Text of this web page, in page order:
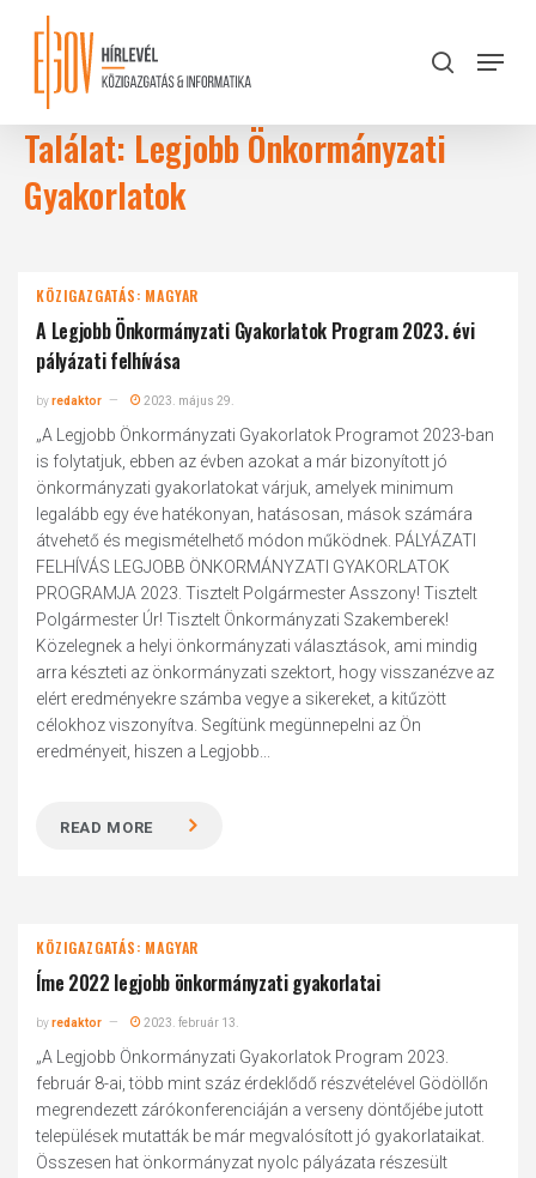
content
search
Menu
Találat: Legjobb Önkormányzati
Gyakorlatok
KÖZIGAZGATÁS: MAGYAR
A Legjobb Önkormányzati Gyakorlatok Program 2023. évi
pályázati felhívása
byredaktor 2023. május 29.
„A Legjobb Önkormányzati Gyakorlatok Programot 2023-ban
is folytatjuk, ebben az évben azokat a már bizonyított jó
önkormányzati gyakorlatokat várjuk, amelyek minimum
legalább egy éve hatékonyan, hatásosan, mások számára
átvehető és megismételhető módon működnek. PÁLYÁZATI
FELHÍVÁS LEGJOBB ÖNKORMÁNYZATI GYAKORLATOK
PROGRAMJA 2023. Tisztelt Polgármester Asszony! Tisztelt
Polgármester Úr! Tisztelt Önkormányzati Szakemberek!
Közelegnek a helyi önkormányzati választások, ami mindig
arra készteti az önkormányzati szektort, hogy visszanézve az
elért eredményekre számba vegye a sikereket, a kitűzött
célokhoz viszonyítva. Segítünk megünnepelni az Ön
eredményeit, hiszen a Legjobb...
READ MORE
KÖZIGAZGATÁS: MAGYAR
Íme 2022 legjobb önkormányzati gyakorlatai
byredaktor 2023. február 13.
„A Legjobb Önkormányzati Gyakorlatok Program 2023.
február 8-ai, több mint száz érdeklődő részvételével Gödöllőn
megrendezett zárókonferenciáján a verseny döntőjébe jutott
települések mutatták be már megvalósított jó gyakorlataikat.
Összesen hat önkormányzat nyolc pályázata részesült
Close